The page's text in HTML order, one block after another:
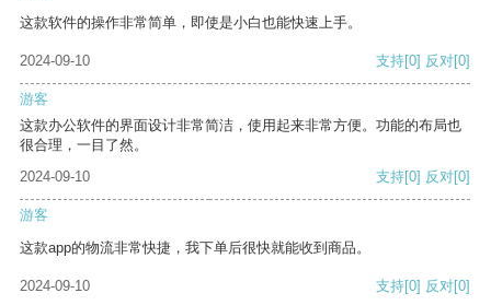
这款软件的操作非常简单，即使是小白也能快速上手。
2024-09-10 支持[0] 反对[0]
游客
这款办公软件的界面设计非常简洁，使用起来非常方便。功能的布局也
很合理，一目了然。
2024-09-10
支持[0] 反对[0]
游客
这款app的物流非常快捷，我下单后很快就能收到商品。
2024-09-10 支持[0] 反对[0]